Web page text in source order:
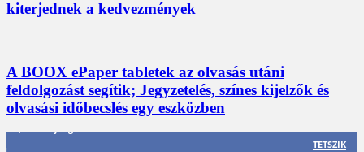
kiterjednek a kedvezmények
A BOOX ePaper tabletek az olvasás utáni
feldolgozást segítik; Jegyzetelés, színes kijelzők és
olvasási időbecslés egy eszközben
TETSZIK